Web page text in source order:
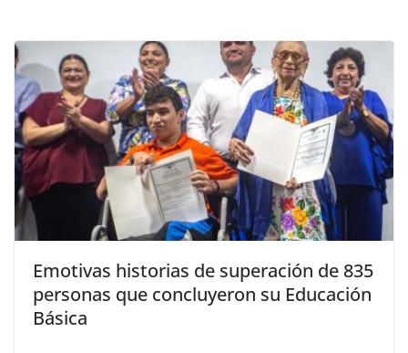
Emotivas historias de superación de 835
personas que concluyeron su Educación
Básica